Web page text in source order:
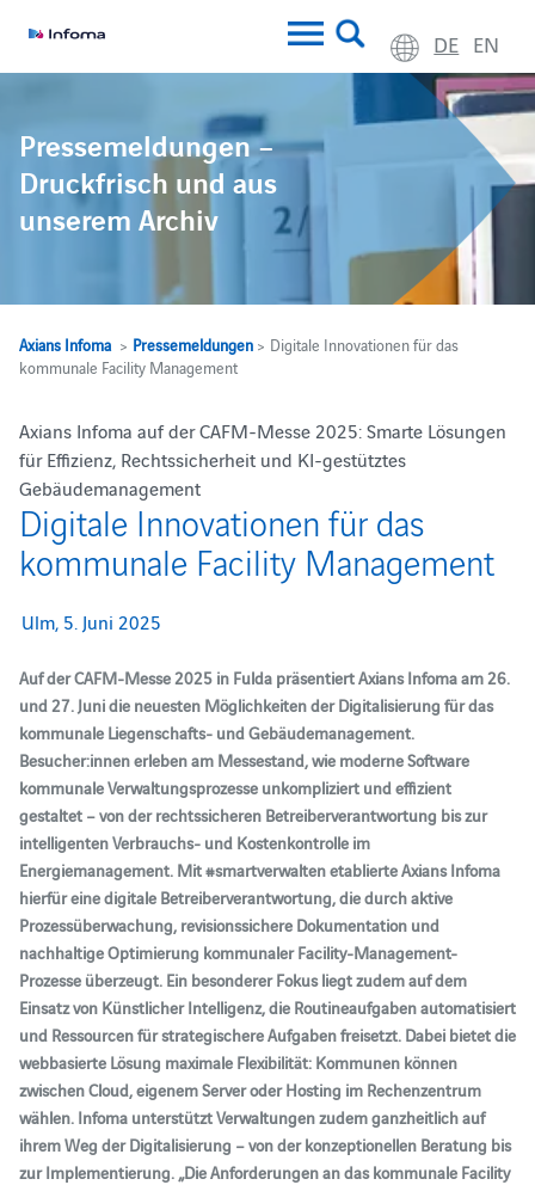
DE EN
Pressemeldungen –
Druckfrisch und aus
unserem Archiv
Axians Infoma> Pressemeldungen> Digitale Innovationen für das
kommunale Facility Management
Axians Infoma auf der CAFM-Messe 2025: Smarte Lösungen
für Effizienz, Rechtssicherheit und KI-gestütztes
Gebäudemanagement
Digitale Innovationen für das
kommunale Facility Management
Ulm, 5. Juni 2025
Auf der CAFM-Messe 2025 in Fulda präsentiert Axians Infoma am 26.
und 27. Juni die neuesten Möglichkeiten der Digitalisierung für das
kommunale Liegenschafts- und Gebäudemanagement.
Besucher:innen erleben am Messestand, wie moderne Software
kommunale Verwaltungsprozesse unkompliziert und effizient
gestaltet – von der rechtssicheren Betreiberverantwortung bis zur
intelligenten Verbrauchs- und Kostenkontrolle im
Energiemanagement. Mit #smartverwalten etablierte Axians Infoma
hierfür eine digitale Betreiberverantwortung, die durch aktive
Prozessüberwachung, revisionssichere Dokumentation und
nachhaltige Optimierung kommunaler Facility-Management-
Prozesse überzeugt. Ein besonderer Fokus liegt zudem auf dem
Einsatz von Künstlicher Intelligenz, die Routineaufgaben automatisiert
und Ressourcen für strategischere Aufgaben freisetzt. Dabei bietet die
webbasierte Lösung maximale Flexibilität: Kommunen können
zwischen Cloud, eigenem Server oder Hosting im Rechenzentrum
wählen. Infoma unterstützt Verwaltungen zudem ganzheitlich auf
ihrem Weg der Digitalisierung – von der konzeptionellen Beratung bis
zur Implementierung. „Die Anforderungen an das kommunale Facility